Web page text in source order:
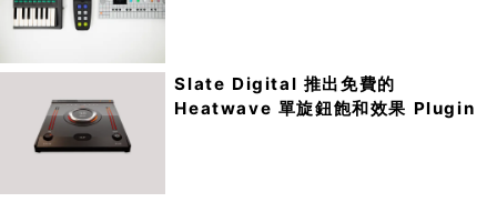
Slate Digital 推出免費的
Heatwave 單旋鈕飽和效果 Plugin